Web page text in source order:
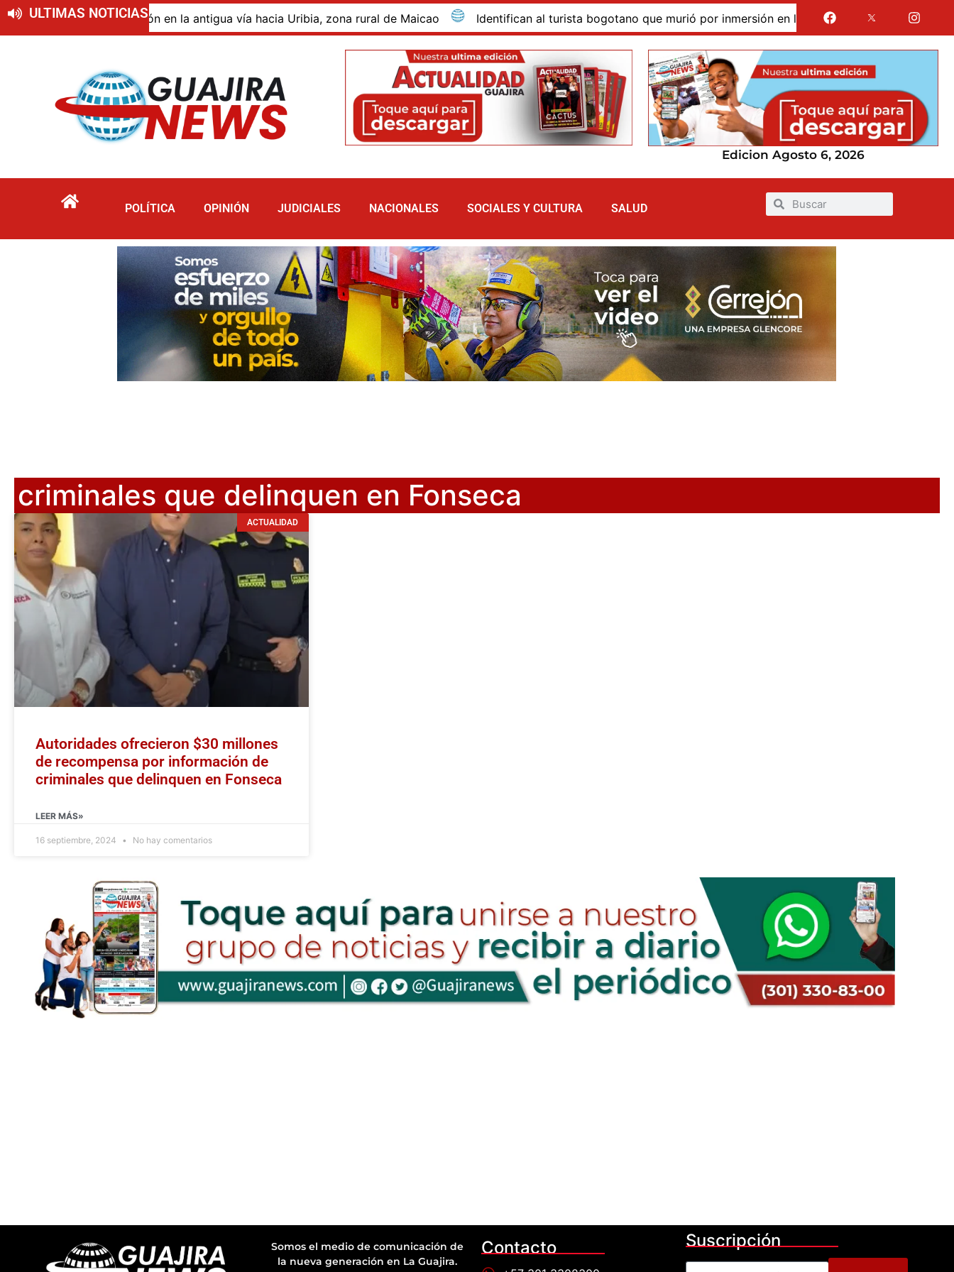
ULTIMAS NOTICIAS
de descomposición en la antigua vía hacia Uribia, zona rural de Maicao Identifican al turista bogotano que murió por inmersión en las dunas de Taroa; su cuerpo
Edicion Agosto 6, 2026
POLÍTICA OPINIÓN JUDICIALES NACIONALES SOCIALES Y CULTURA SALUD
criminales que delinquen en Fonseca
ACTUALIDAD
Autoridades ofrecieron $30 millones
de recompensa por información de
criminales que delinquen en Fonseca
LEER MÁS»
16 septiembre, 2024 No hay comentarios
Somos el medio de comunicación de
la nueva generación en La Guajira.
Contacto Suscripción